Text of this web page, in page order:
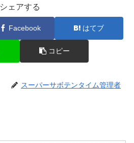
シェアする
Facebook はてブ
コピー
スーパーサボテンタイム管理者